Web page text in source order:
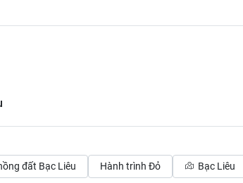
đất Bạc Liêu Hành trình Đỏ Bạc Liêu